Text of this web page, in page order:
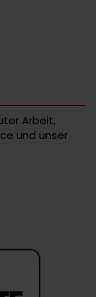
Arbeit,
und unser